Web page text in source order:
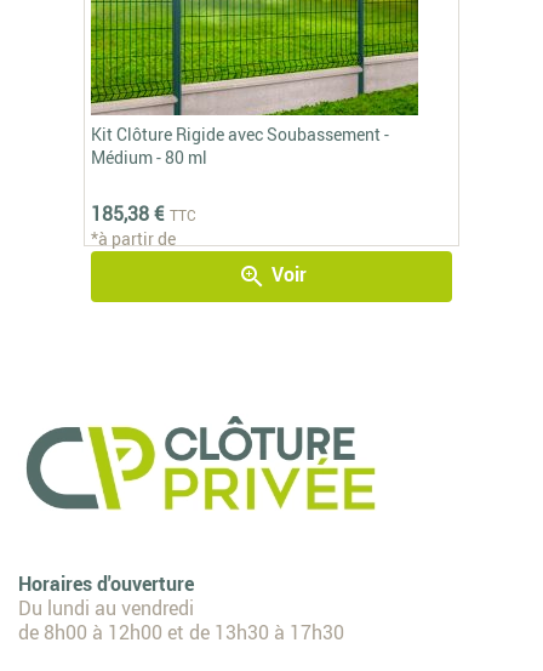
Kit Clôture Rigide avec Soubassement -
Médium - 80 ml
185,38 € TTC
*à partir de
zoom_in Voir
Horaires d'ouverture
Du lundi au vendredi
de 8h00 à 12h00 et de 13h30 à 17h30